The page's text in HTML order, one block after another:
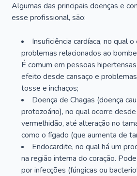
Algumas das principais doenças e
esse profissional, são:
Insuficiência cardíaca, no qual
problemas relacionados ao
É comum em pessoas
efeito desde cansaço e
tosse e inchaços;
Doença de Chagas (doença
protozoário), no qual ocorre
vermelhidão, até alteração no
como o fígado (que aumenta de
Endocardite, no qual há um
na região interna do coração.
por infecções (fúngicas ou